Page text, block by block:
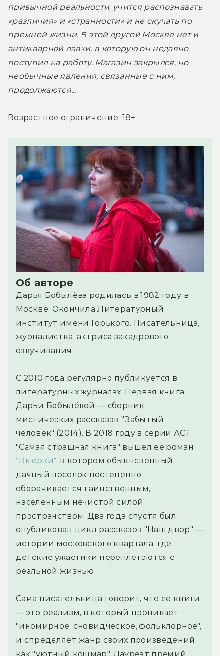
привычной реальности, учится распознавать
«различия» и «странности» и не скучать по
прежней жизни. В этой другой Москве нет и
антикварной лавки, в которую он недавно
поступил на работу. Магазин закрылся, но
необычные явления, связанные с ним,
продолжаются...
Возрастное ограничение: 18+
Об авторе
Дарья Бобылёва родилась в 1982 году в
Москве. Окончила Литературный
институт имени Горького. Писательница,
журналистка, актриса закадрового
озвучивания.
С 2010 года регулярно публикуется в
литературных журналах. Первая книга
Дарьи Бобылёвой — сборник
мистических рассказов "Забытый
человек" (2014). В 2018 году в серии АСТ
"Самая страшная книга" вышел ее роман
"Вьюрки", в котором обыкновенный
дачный поселок постепенно
оборачивается таинственным,
населенным нечистой силой
пространством. Два года спустя был
опубликован цикл рассказов "Наш двор" —
истории московского квартала, где
детские ужастики переплетаются с
реальной жизнью.
Сама писательница говорит, что ее книги
— это реализм, в который проникает
"иномирное, сновидческое, фольклорное",
и определяет жанр своих произведений
как "уютный кошмар". Лауреат премий